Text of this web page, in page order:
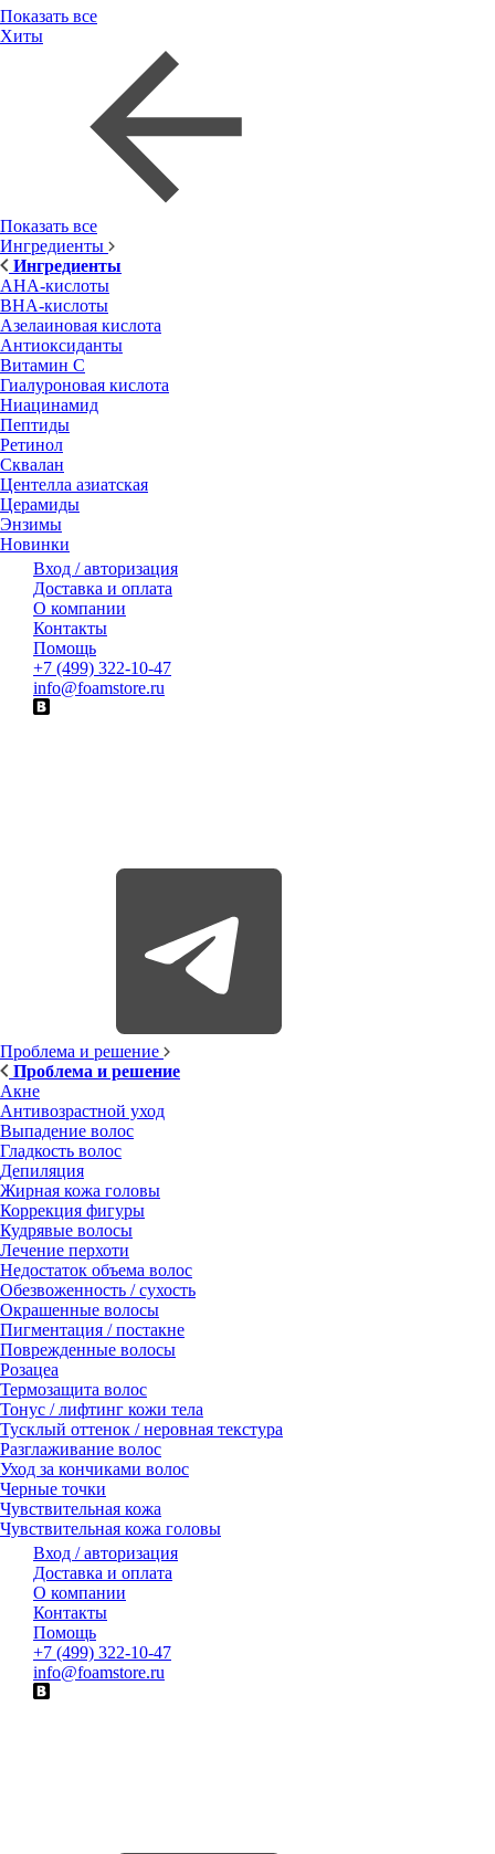
Показать все
Хиты
Показать все
Ингредиенты
Ингредиенты
AHA-кислоты
BHA-кислоты
Азелаиновая кислота
Антиоксиданты
Витамин С
Гиалуроновая кислота
Ниацинамид
Пептиды
Ретинол
Сквалан
Центелла азиатская
Церамиды
Энзимы
Новинки
Вход / авторизация
Доставка и оплата
О компании
Контакты
Помощь
+7 (499) 322-10-47
info@foamstore.ru
Проблема и решение
Проблема и решение
Акне
Антивозрастной уход
Выпадение волос
Гладкость волос
Депиляция
Жирная кожа головы
Коррекция фигуры
Кудрявые волосы
Лечение перхоти
Недостаток объема волос
Обезвоженность / сухость
Окрашенные волосы
Пигментация / постакне
Поврежденные волосы
Розацеа
Термозащита волос
Тонус / лифтинг кожи тела
Тусклый оттенок / неровная текстура
Разглаживание волос
Уход за кончиками волос
Черные точки
Чувствительная кожа
Чувствительная кожа головы
Вход / авторизация
Доставка и оплата
О компании
Контакты
Помощь
+7 (499) 322-10-47
info@foamstore.ru